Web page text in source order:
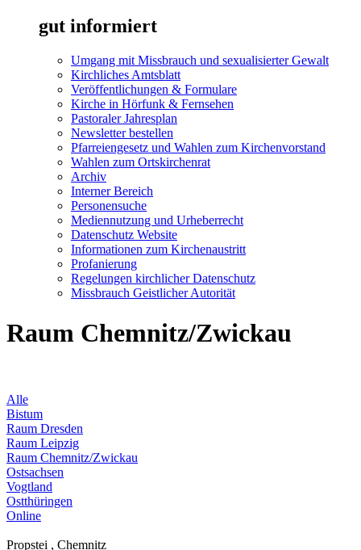
gut informiert
Umgang mit Missbrauch und sexualisierter Gewalt
Kirchliches Amtsblatt
Veröffentlichungen & Formulare
Kirche in Hörfunk & Fernsehen
Pastoraler Jahresplan
Newsletter bestellen
Pfarreiengesetz und Wahlen zum Kirchenvorstand
Wahlen zum Ortskirchenrat
Archiv
Interner Bereich
Personensuche
Mediennutzung und Urheberrecht
Datenschutz Website
Informationen zum Kirchenaustritt
Profanierung
Regelungen kirchlicher Datenschutz
Missbrauch Geistlicher Autorität
Raum Chemnitz/Zwickau
Alle
Bistum
Raum Dresden
Raum Leipzig
Raum Chemnitz/Zwickau
Ostsachsen
Vogtland
Ostthüringen
Online
Propstei , Chemnitz